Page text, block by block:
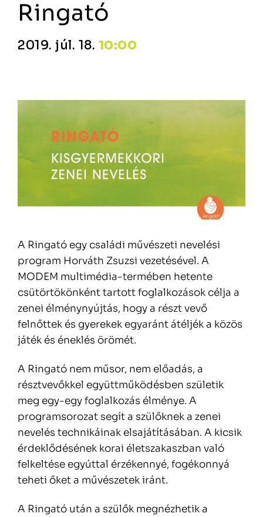
Ringató
2019. júl. 18. 10:00
A Ringató egy családi művészeti nevelési
program Horváth Zsuzsi vezetésével. A
MODEM multimédia-termében hetente
csütörtökönként tartott foglalkozások célja a
zenei élménynyújtás, hogy a részt vevő
felnőttek és gyerekek egyaránt átéljék a közös
játék és éneklés örömét.
A Ringató nem műsor, nem előadás, a
résztvevőkkel együttműködésben születik
meg egy-egy foglalkozás élménye. A
programsorozat segít a szülőknek a zenei
nevelés technikáinak elsajátításában. A kicsik
érdeklődésének korai életszakaszban való
felkeltése egyúttal érzékennyé, fogékonnyá
teheti őket a művészetek iránt.
A Ringató után a szülők megnézhetik a